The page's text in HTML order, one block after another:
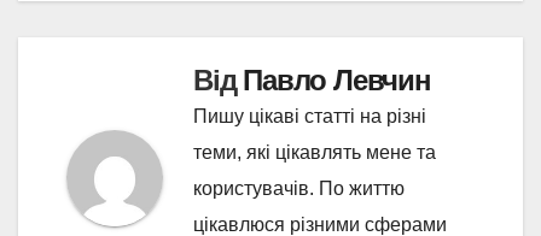
ВідПавло Левчин
Пишу цікаві статті на різні
теми, які цікавлять мене та
користувачів. По життю
цікавлюся різними сферами